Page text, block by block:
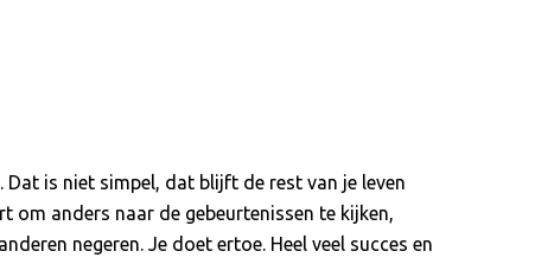
Dat is niet simpel, dat blijft de rest van je leven
om anders naar de gebeurtenissen te kijken,
negeren. Je doet ertoe. Heel veel succes en